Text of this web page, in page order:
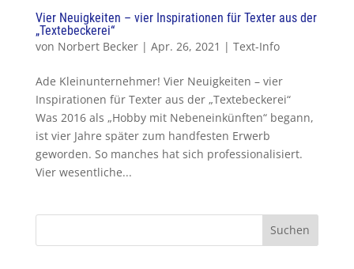
Vier Neuigkeiten – vier Inspirationen für Texter aus der
„Textebeckerei“
von Norbert Becker| Apr. 26, 2021 | Text-Info
Ade Kleinunternehmer! Vier Neuigkeiten – vier
Inspirationen für Texter aus der „Textebeckerei“
Was 2016 als „Hobby mit Nebeneinkünften“ begann,
ist vier Jahre später zum handfesten Erwerb
geworden. So manches hat sich professionalisiert.
Vier wesentliche...
Suchen